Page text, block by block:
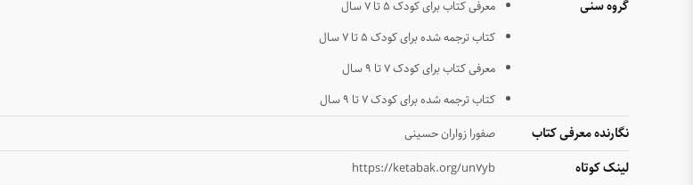
گروه سنی
معرفی کتاب برای کودک ۵ تا ۷ سال
کتاب ترجمه شده برای کودک ۵ تا ۷ سال
معرفی کتاب برای کودک ۷ تا ۹ سال
کتاب ترجمه شده برای کودک ۷ تا ۹ سال
نگارنده معرفی کتاب صفورا زواران حسینی
لینک کوتاه https://ketabak.org/un7yb